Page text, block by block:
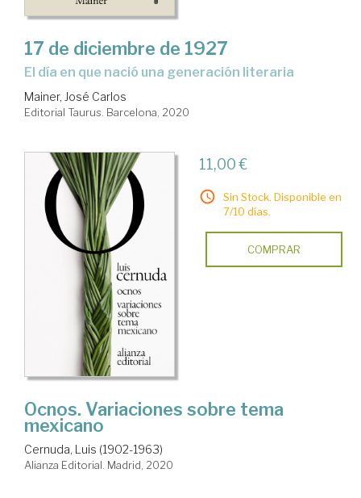
17 de diciembre de 1927
El día en que nació una generación literaria
Mainer, José Carlos
Editorial Taurus. Barcelona, 2020
11,00 €
Sin Stock. Disponible en
7/10 días.
COMPRAR
Ocnos. Variaciones sobre tema
mexicano
Cernuda, Luis (1902-1963)
Alianza Editorial. Madrid, 2020